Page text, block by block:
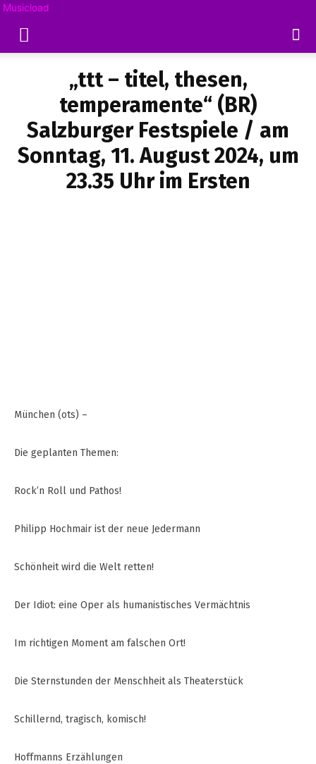
Musicload
„ttt – titel, thesen,
temperamente“ (BR)
Salzburger Festspiele / am
Sonntag, 11. August 2024, um
23.35 Uhr im Ersten
München (ots) –
Die geplanten Themen:
Rock’n Roll und Pathos!
Philipp Hochmair ist der neue Jedermann
Schönheit wird die Welt retten!
Der Idiot: eine Oper als humanistisches Vermächtnis
Im richtigen Moment am falschen Ort!
Die Sternstunden der Menschheit als Theaterstück
Schillernd, tragisch, komisch!
Hoffmanns Erzählungen